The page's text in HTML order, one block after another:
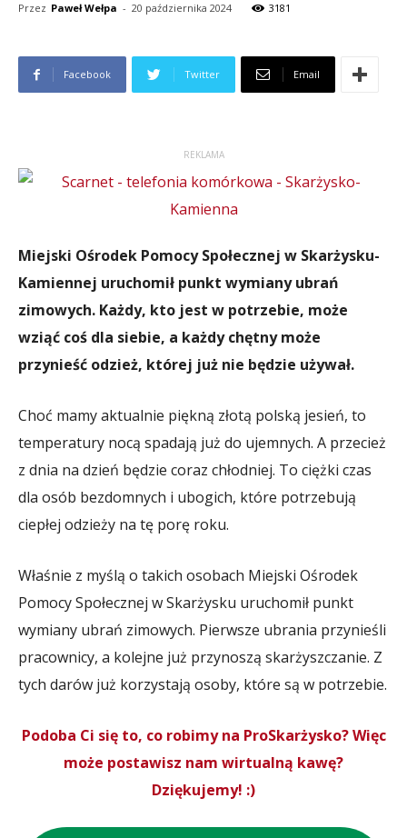
Przez Paweł Wełpa - 20 października 2024 3181
Facebook Twitter Email
REKLAMA
Miejski Ośrodek Pomocy Społecznej w Skarżysku-
Kamiennej uruchomił punkt wymiany ubrań
zimowych. Każdy, kto jest w potrzebie, może
wziąć coś dla siebie, a każdy chętny może
przynieść odzież, której już nie będzie używał.
Choć mamy aktualnie piękną złotą polską jesień, to
temperatury nocą spadają już do ujemnych. A przecież
z dnia na dzień będzie coraz chłodniej. To ciężki czas
dla osób bezdomnych i ubogich, które potrzebują
ciepłej odzieży na tę porę roku.
Właśnie z myślą o takich osobach Miejski Ośrodek
Pomocy Społecznej w Skarżysku uruchomił punkt
wymiany ubrań zimowych. Pierwsze ubrania przynieśli
pracownicy, a kolejne już przynoszą skarżyszczanie. Z
tych darów już korzystają osoby, które są w potrzebie.
Podoba Ci się to, co robimy na ProSkarżysko? Więc
może postawisz nam wirtualną kawę?
Dziękujemy! :)